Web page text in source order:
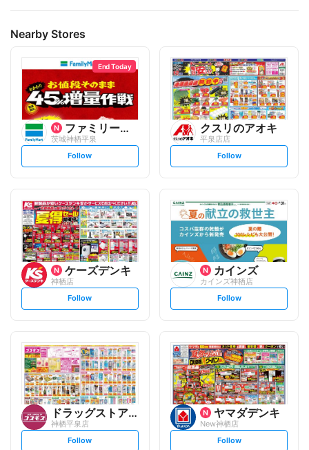
Nearby Stores
End Today
ファミリーマート
茨城神栖平泉
s
t
l
o
w
Follow
クスリのアオキ
平泉店店
s
t
l
o
w
Follow
ケーズデンキ
神栖店
s
t
l
o
w
Follow
カインズ
カインズ神栖店
s
t
l
o
w
Follow
ドラッグストアコスモス
神栖平泉店
s
Follow
ヤマダデンキ
New神栖店
s
Follow